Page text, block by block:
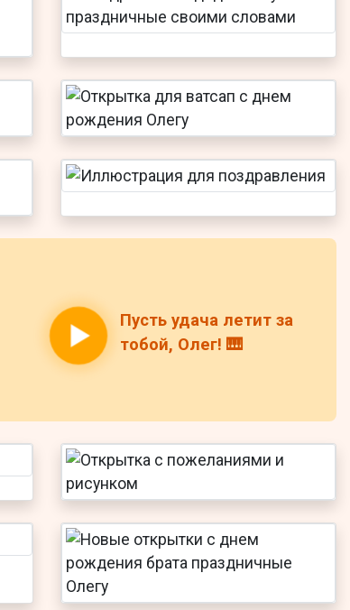
Пусть удача летит за
тобой, Олег! 🎹